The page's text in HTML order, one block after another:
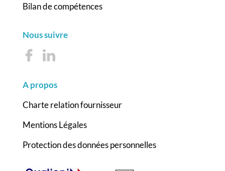
Bilan de compétences
Nous suivre
A propos
Charte relation fournisseur
Mentions Légales
Protection des données personnelles